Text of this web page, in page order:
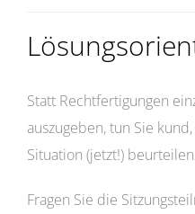
Statt Rechtfertigungen
auszugeben, tun Sie
Situation (jetzt!)
Fragen Sie die